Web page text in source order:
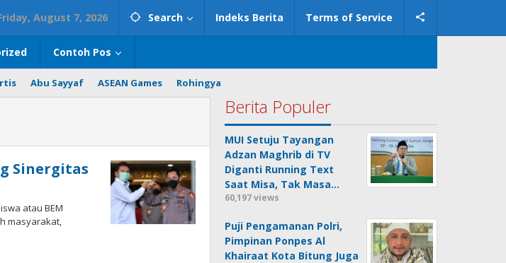
August 7, 2026 Search Indeks Berita Terms of Service
Contoh Pos
Abu Sayyaf ASEAN Games Rohingya
Sinergitas
atau BEM
masyarakat,
Berita Populer
MUI Setuju Tayangan
Adzan Maghrib di TV
Diganti Running Text
Saat Misa, Tak Masa…
60,197 views
Puji Pengamanan Polri,
Pimpinan Ponpes Al
Khairaat Kota Bitung Juga